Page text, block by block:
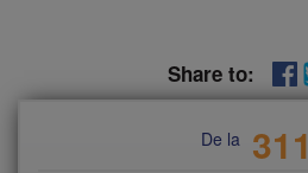
Share to:
De la 311